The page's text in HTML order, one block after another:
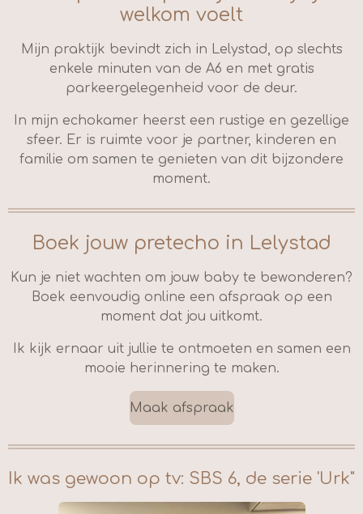
welkom voelt
Mijn praktijk bevindt zich in Lelystad, op slechts
enkele minuten van de A6 en met gratis
parkeergelegenheid voor de deur.
In mijn echokamer heerst een rustige en gezellige
sfeer. Er is ruimte voor je partner, kinderen en
familie om samen te genieten van dit bijzondere
moment.
Boek jouw pretecho in Lelystad
Kun je niet wachten om jouw baby te bewonderen?
Boek eenvoudig online een afspraak op een
moment dat jou uitkomt.
Ik kijk ernaar uit jullie te ontmoeten en samen een
mooie herinnering te maken.
Maak afspraak
Ik was gewoon op tv: SBS 6, de serie 'Urk"